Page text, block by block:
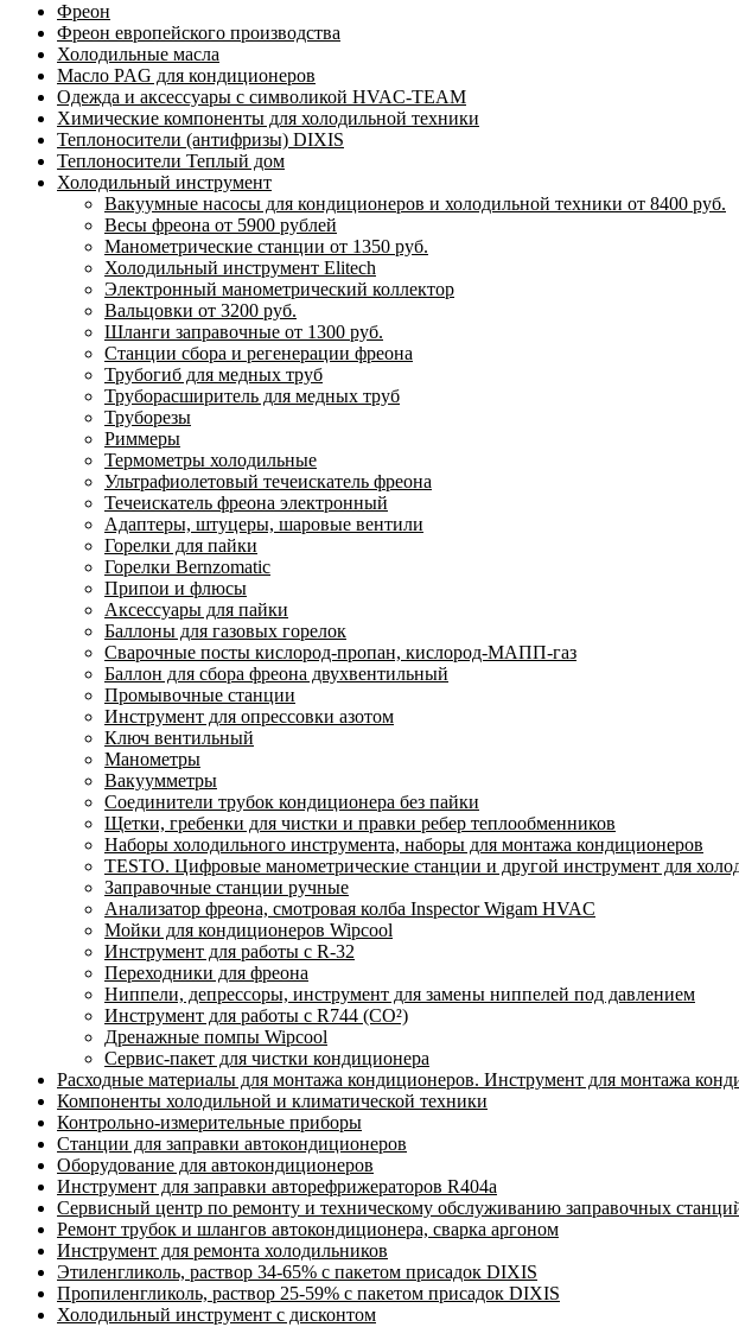
Фреон
Фреон европейского производства
Холодильные масла
Масло PAG для кондиционеров
Одежда и аксессуары с символикой HVAC-TEAM
Химические компоненты для холодильной техники
Теплоносители (антифризы) DIXIS
Теплоносители Теплый дом
Холодильный инструмент
Вакуумные насосы для кондиционеров и холодильной техники от 8400 руб.
Весы фреона от 5900 рублей
Манометрические станции от 1350 руб.
Холодильный инструмент Elitech
Электронный манометрический коллектор
Вальцовки от 3200 руб.
Шланги заправочные от 1300 руб.
Станции сбора и регенерации фреона
Трубогиб для медных труб
Труборасширитель для медных труб
Труборезы
Риммеры
Термометры холодильные
Ультрафиолетовый течеискатель фреона
Течеискатель фреона электронный
Адаптеры, штуцеры, шаровые вентили
Горелки для пайки
Горелки Bernzomatic
Припои и флюсы
Аксессуары для пайки
Баллоны для газовых горелок
Сварочные посты кислород-пропан, кислород-МАПП-газ
Баллон для сбора фреона двухвентильный
Промывочные станции
Инструмент для опрессовки азотом
Ключ вентильный
Манометры
Вакуумметры
Соединители трубок кондиционера без пайки
Щетки, гребенки для чистки и правки ребер теплообменников
Наборы холодильного инструмента, наборы для монтажа кондиционеров
TESTO. Цифровые манометрические станции и другой инструмент для
Заправочные станции ручные
Анализатор фреона, смотровая колба Inspector Wigam HVAC
Мойки для кондиционеров Wipcool
Инструмент для работы с R-32
Переходники для фреона
Ниппели, депрессоры, инструмент для замены ниппелей под давлением
Инструмент для работы с R744 (CO²)
Дренажные помпы Wipcool
Сервис-пакет для чистки кондиционера
Расходные материалы для монтажа кондиционеров. Инструмент для монтажа
Компоненты холодильной и климатической техники
Контрольно-измерительные приборы
Станции для заправки автокондиционеров
Оборудование для автокондиционеров
Инструмент для заправки авторефрижераторов R404a
Сервисный центр по ремонту и техническому обслуживанию заправочных
Ремонт трубок и шлангов автокондиционера, сварка аргоном
Инструмент для ремонта холодильников
Этиленгликоль, раствор 34-65% с пакетом присадок DIXIS
Пропиленгликоль, раствор 25-59% с пакетом присадок DIXIS
Холодильный инструмент с дисконтом